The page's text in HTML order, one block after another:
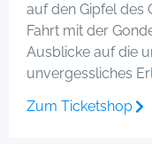
auf den Gipfel des
Fahrt mit der
Ausblicke auf die
unvergessliches
Zum Ticketshop